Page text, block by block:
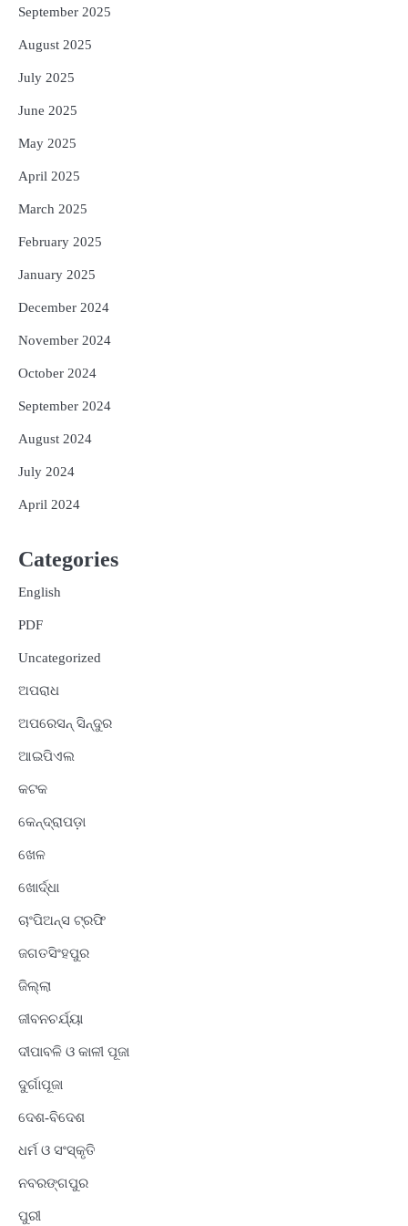
September 2025
August 2025
July 2025
June 2025
May 2025
April 2025
March 2025
February 2025
January 2025
December 2024
November 2024
October 2024
September 2024
August 2024
July 2024
April 2024
Categories
English
PDF
Uncategorized
ଅପରାଧ
ଅପରେସନ୍ ସିନ୍ଦୁର
ଆଇପିଏଲ
କଟକ
କେନ୍ଦ୍ରାପଡ଼ା
ଖେଳ
ଖୋର୍ଦ୍ଧା
ଚାଂପିଅନ୍ସ ଟ୍ରଫି
ଜଗତସିଂହପୁର
ଜିଲ୍ଲା
ଜୀବନଚର୍ଯ୍ୟା
ଦୀପାବଳି ଓ କାଳୀ ପୂଜା
ଦୁର୍ଗାପୂଜା
ଦେଶ-ବିଦେଶ
ଧର୍ମ ଓ ସଂସ୍କୃତି
ନବରଙ୍ଗପୁର
ପୁରୀ